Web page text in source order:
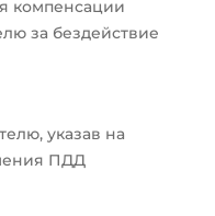
компенсации
за бездействие
указав на
ПДД